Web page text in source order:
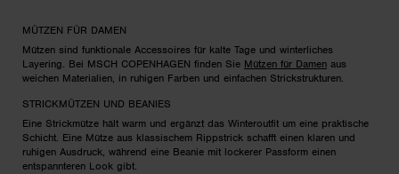
MÜTZEN FÜR DAMEN
Mützen sind funktionale Accessoires für kalte Tage und winterliches
Layering. Bei MSCH COPENHAGEN finden Sie Mützen für Damen aus
weichen Materialien, in ruhigen Farben und einfachen Strickstrukturen.
STRICKMÜTZEN UND BEANIES
Eine Strickmütze hält warm und ergänzt das Winteroutfit um eine praktische
Schicht. Eine Mütze aus klassischem Rippstrick schafft einen klaren und
ruhigen Ausdruck, während eine Beanie mit lockerer Passform einen
entspannteren Look gibt.